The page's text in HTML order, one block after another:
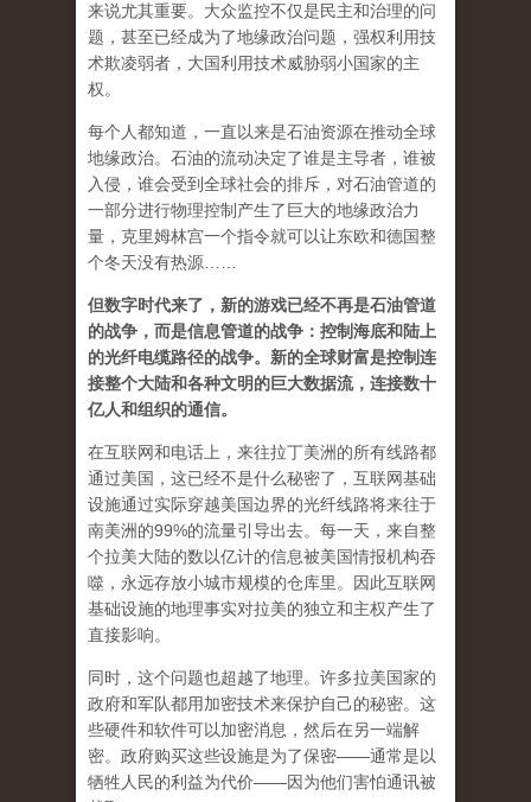
来说尤其重要。大众监控不仅是民主和治理的问
题，甚至已经成为了地缘政治问题，强权利用技
术欺凌弱者，大国利用技术威胁弱小国家的主
权。
每个人都知道，一直以来是石油资源在推动全球
地缘政治。石油的流动决定了谁是主导者，谁被
入侵，谁会受到全球社会的排斥，对石油管道的
一部分进行物理控制产生了巨大的地缘政治力
量，克里姆林宫一个指令就可以让东欧和德国整
个冬天没有热源……
但数字时代来了，新的游戏已经不再是石油管道
的战争，而是信息管道的战争：控制海底和陆上
的光纤电缆路径的战争。新的全球财富是控制连
接整个大陆和各种文明的巨大数据流，连接数十
亿人和组织的通信。
在互联网和电话上，来往拉丁美洲的所有线路都
通过美国，这已经不是什么秘密了，互联网基础
设施通过实际穿越美国边界的光纤线路将来往于
南美洲的99%的流量引导出去。每一天，来自整
个拉美大陆的数以亿计的信息被美国情报机构吞
噬，永远存放小城市规模的仓库里。因此互联网
基础设施的地理事实对拉美的独立和主权产生了
直接影响。
同时，这个问题也超越了地理。许多拉美国家的
政府和军​​队都用加密技术来保护自己的秘密。这
些硬件和软件可以加密消息，然后在另一端解
密。政府购买这些设施是为了保密——通常是以
牺牲人民的利益为代价——因为他们害怕通讯被